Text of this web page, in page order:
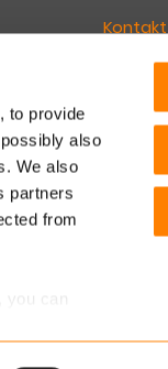
to provide
also
We also
partners
from
can
Kontakt